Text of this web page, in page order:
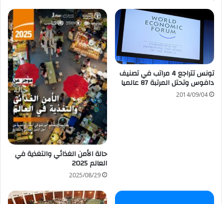
تونس تتراجع 4 مراتب في تصنيف
دافوس وتحتل المرتبة 87 عالميا
2014/09/04
حالة الأمن الغذائي والتغذية في
العالم 2025
2025/08/29